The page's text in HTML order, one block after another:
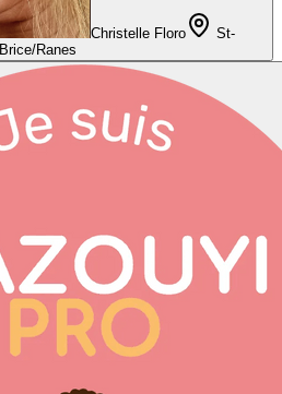
Christelle Floro
St-
Brice/Ranes